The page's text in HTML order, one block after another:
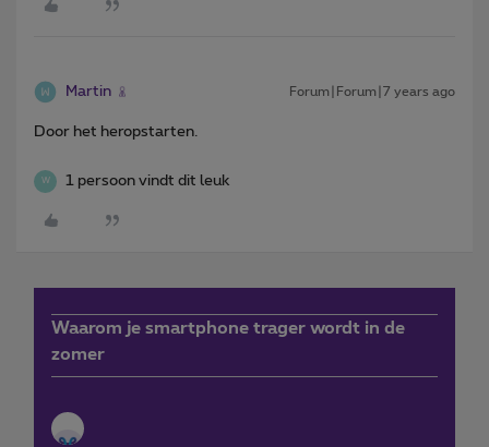
Martin Forum|Forum|7 years ago
Door het heropstarten.
W 1 persoon vindt dit leuk
Waarom je smartphone trager wordt in de
zomer